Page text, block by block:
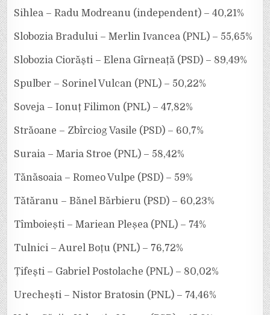
Sihlea – Radu Modreanu (independent) – 40,21%
Slobozia Bradului – Merlin Ivancea (PNL) – 55,65%
Slobozia Ciorăşti – Elena Gîrneață (PSD) – 89,49%
Spulber – Sorinel Vulcan (PNL) – 50,22%
Soveja – Ionuț Filimon (PNL) – 47,82%
Străoane – Zbîrciog Vasile (PSD) – 60,7%
Suraia – Maria Stroe (PNL) – 58,42%
Tănăsoaia – Romeo Vulpe (PSD) – 59%
Tătăranu – Bănel Bărbieru (PSD) – 60,23%
Tîmboiești – Mariean Pleșea (PNL) – 74%
Tulnici – Aurel Boțu (PNL) – 76,72%
Țifeşti – Gabriel Postolache (PNL) – 80,02%
Urecheşti – Nistor Bratosin (PNL) – 74,46%